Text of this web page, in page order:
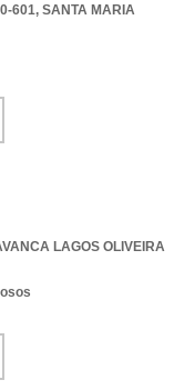
601, SANTA MARIA
LAGOS OLIVEIRA